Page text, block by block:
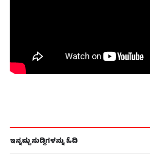
ಇನ್ನಷ್ಟು ಸುದ್ದಿಗಳನ್ನು ಓದಿ